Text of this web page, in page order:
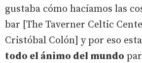
gustaba cómo hacíamos las
bar [The Taverner Celtic
Cristóbal Colón] y por eso
todo el ánimo del mundo